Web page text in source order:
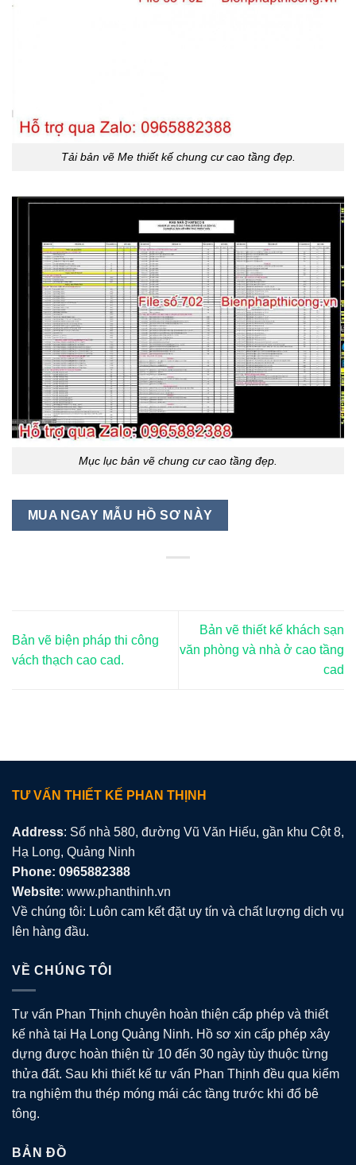
Tải bản vẽ Me thiết kế chung cư cao tầng đẹp.
Mục lục bản vẽ chung cư cao tầng đẹp.
MUA NGAY MẪU HỒ SƠ NÀY
Bản vẽ biện pháp thi công
vách thạch cao cad.
Bản vẽ thiết kế khách sạn
văn phòng và nhà ở cao tầng
cad
TƯ VẤN THIẾT KẾ PHAN THỊNH
Address: Số nhà 580, đường Vũ Văn Hiếu, gần khu Cột 8,
Hạ Long, Quảng Ninh
Phone: 0965882388
Website: www.phanthinh.vn
Về chúng tôi: Luôn cam kết đặt uy tín và chất lượng dịch vụ
lên hàng đầu.
VỀ CHÚNG TÔI
Tư vấn Phan Thịnh chuyên hoàn thiện cấp phép và thiết
kế nhà tại Hạ Long Quảng Ninh. Hồ sơ xin cấp phép xây
dựng được hoàn thiện từ 10 đến 30 ngày tùy thuộc từng
thửa đất. Sau khi thiết kế tư vấn Phan Thịnh đều qua kiểm
tra nghiệm thu thép móng mái các tầng trước khi đổ bê
tông.
BẢN ĐỒ